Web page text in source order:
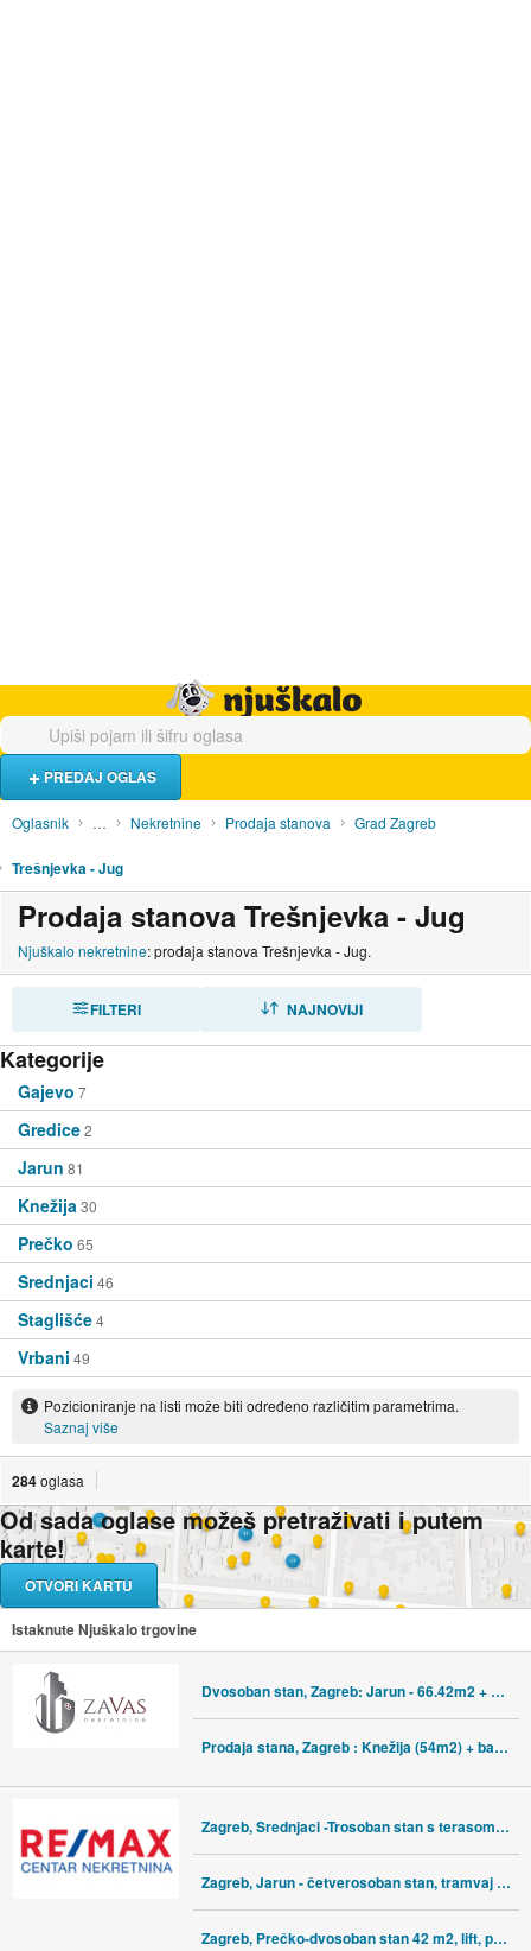
PREDAJ OGLAS
Oglasnik … Nekretnine Prodaja stanova Grad Zagreb
Trešnjevka - Jug
Prodaja stanova Trešnjevka - Jug
Njuškalo nekretnine: prodaja stanova Trešnjevka - Jug.
FILTERI NAJNOVIJI
Kategorije
Gajevo 7
Gredice2
Jarun 81
Knežija 30
Prečko 65
Srednjaci 46
Staglišće4
Vrbani 49
Pozicioniranje na listi može biti određeno različitim parametrima.
Saznaj više
284oglasa
Od sada oglase možeš pretraživati i putem
karte!
OTVORI KARTU
Istaknute Njuškalo trgovine
Dvosoban stan, Zagreb: Jarun - 66.42m2 + veliko spremište
Prodaja stana, Zagreb : Knežija (54m2) + balkon
Zagreb, Srednjaci -Trosoban stan s terasom i parkingom
Zagreb, Jarun - četverosoban stan, tramvaj zona, parking
Zagreb, Prečko-dvosoban stan 42 m2, lift, pogled